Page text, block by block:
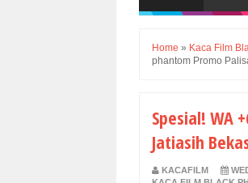
Home » Kaca Film
phantom Promo
Spesial! WA
Jatiasih
KACAFILM